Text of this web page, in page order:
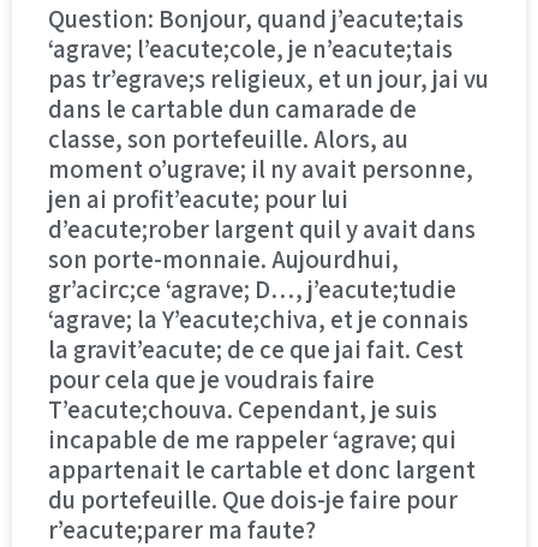
Question: Bonjour, quand j’eacute;tais
‘agrave; l’eacute;cole, je n’eacute;tais
pas tr’egrave;s religieux, et un jour, jai vu
dans le cartable dun camarade de
classe, son portefeuille. Alors, au
moment o’ugrave; il ny avait personne,
jen ai profit’eacute; pour lui
d’eacute;rober largent quil y avait dans
son porte-monnaie. Aujourdhui,
gr’acirc;ce ‘agrave; D…, j’eacute;tudie
‘agrave; la Y’eacute;chiva, et je connais
la gravit’eacute; de ce que jai fait. Cest
pour cela que je voudrais faire
T’eacute;chouva. Cependant, je suis
incapable de me rappeler ‘agrave; qui
appartenait le cartable et donc largent
du portefeuille. Que dois-je faire pour
r’eacute;parer ma faute?